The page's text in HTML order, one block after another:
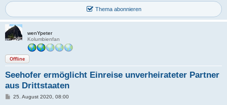
Thema abonnieren
wenYpeter
Kolumbienfan
Offline
Seehofer ermöglicht Einreise unverheirateter Partner
aus Drittstaaten
B25. August 2020, 08:00